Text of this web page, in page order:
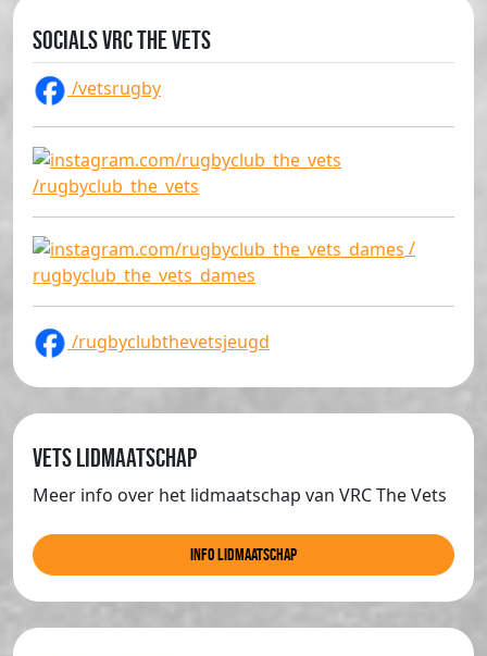
Socials VRC The Vets
/vetsrugby
/rugbyclub_the_vets
/
rugbyclub_the_vets_dames
/rugbyclubthevetsjeugd
Vets lidmaatschap
Meer info over het lidmaatschap van VRC The Vets
info lidmaatschap